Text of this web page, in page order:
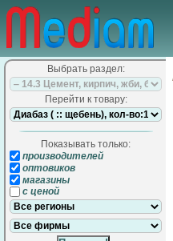
Выбрать раздел:
Перейти к товару:
Показывать только:
производителей
оптовиков
магазины
с ценой